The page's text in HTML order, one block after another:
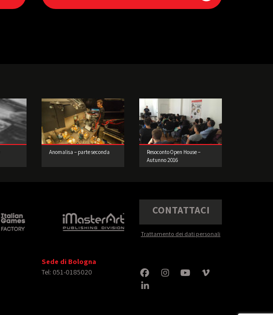
Anomalisa – parte seconda
Resoconto Open House –
Autunno 2016
CONTATTACI
Trattamento dei dati personali
Sede di Bologna
Tel: 051-0185020